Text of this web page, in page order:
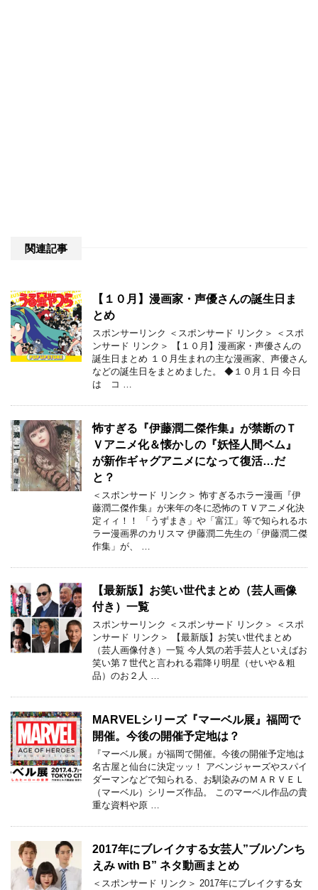
関連記事
【１０月】漫画家・声優さんの誕生日ま
とめ
スポンサーリンク ＜スポンサード リンク＞ ＜スポ
ンサード リンク＞ 【１０月】漫画家・声優さんの
誕生日まとめ １０月生まれの主な漫画家、声優さん
などの誕生日をまとめました。 ◆１０月１日 今日
は コ …
怖すぎる『伊藤潤二傑作集』が禁断のＴ
Ｖアニメ化＆懐かしの『妖怪人間ベム』
が新作ギャグアニメになって復活…だ
と？
＜スポンサード リンク＞ 怖すぎるホラー漫画『伊
藤潤二傑作集』が来年の冬に恐怖のＴＶアニメ化決
定ィィ！！ 「うずまき」や「富江」等で知られるホ
ラー漫画界のカリスマ 伊藤潤二先生の「伊藤潤二傑
作集」が、 …
【最新版】お笑い世代まとめ（芸人画像
付き）一覧
スポンサーリンク ＜スポンサード リンク＞ ＜スポ
ンサード リンク＞ 【最新版】お笑い世代まとめ
（芸人画像付き）一覧 今人気の若手芸人といえばお
笑い第７世代と言われる霜降り明星（せいや＆粗
品）のお２人 …
MARVELシリーズ『マーベル展』福岡で
開催。今後の開催予定地は？
『マーベル展』が福岡で開催。今後の開催予定地は
名古屋と仙台に決定ッッ！ アベンジャーズやスパイ
ダーマンなどで知られる、お馴染みのＭＡＲＶＥＬ
（マーベル）シリーズ作品。 このマーベル作品の貴
重な資料や原 …
2017年にブレイクする女芸人”ブルゾンち
えみ with B” ネタ動画まとめ
＜スポンサード リンク＞ 2017年にブレイクする女